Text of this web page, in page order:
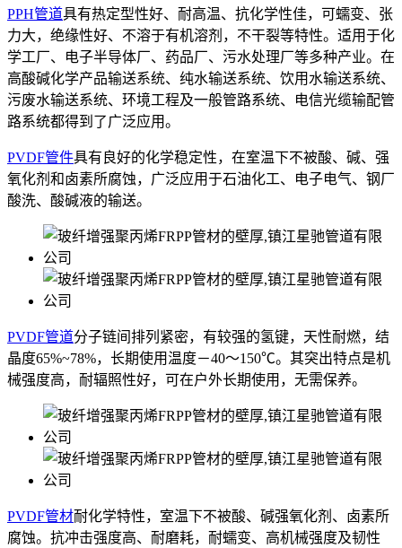
PPH管道具有热定型性好、耐高温、抗化学性佳，可蠕变、张
力大，绝缘性好、不溶于有机溶剂，不干裂等特性。适用于化
学工厂、电子半导体厂、药品厂、污水处理厂等多种产业。在
高酸碱化学产品输送系统、纯水输送系统、饮用水输送系统、
污废水输送系统、环境工程及一般管路系统、电信光缆输配管
路系统都得到了广泛应用。
PVDF管件具有良好的化学稳定性，在室温下不被酸、碱、强
氧化剂和卤素所腐蚀，广泛应用于石油化工、电子电气、钢厂
酸洗、酸碱液的输送。
PVDF管道分子链间排列紧密，有较强的氢键，天性耐燃，结
晶度65%~78%，长期使用温度－40～150℃。其突出特点是机
械强度高，耐辐照性好，可在户外长期使用，无需保养。
PVDF管材耐化学特性，室温下不被酸、碱强氧化剂、卤素所
腐蚀。抗冲击强度高、耐磨耗，耐蠕变、高机械强度及韧性